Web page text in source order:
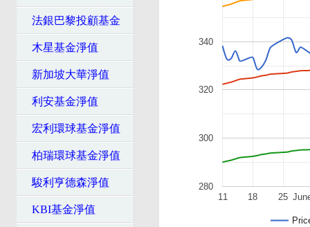
法銀巴黎投顧基金
木星基金淨值
新加坡大華淨值
利安基金淨值
宏利環球基金淨值
柏瑞環球基金淨值
駿利亨德森淨值
KBI基金淨值
11 18 25
280
300
320
340